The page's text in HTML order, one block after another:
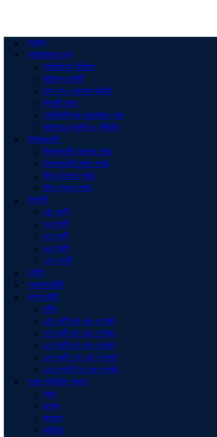
প্রচ্ছদ
প্রতিষ্ঠানের তথ্য
প্রতিষ্ঠানের ইতিহাস
পরিচালনা কমিটি
শূণ্য পদ ও জনবল বিবরণী
শিক্ষার্থী তথ্য
শ্রেণিভিত্তিক অনুমোদিত শাখা
পাঠদানের অনুমতি ও স্বীকৃতি
শিক্ষকমন্ডলী
শিক্ষকমন্ডলী (কলেজ শাখা)
শিক্ষকমন্ডলী (স্কুল শাখা)
স্টাফ (কলেজ শাখা)
স্টাফ (স্কুল শাখা)
শিক্ষার্থী
৬ষ্ঠ শ্রেণী
৭ম শ্রেণী
৮ম শ্রেণী
৯ম শ্রেণী
১০ম শ্রেণী
নোটিশ
প্রজ্ঞাপন/চিঠি
ক্লাশ রুটিন
রুটিন
৬ষ্ঠ শ্রেণী (ক এবং খ শাখা)
৭ম শ্রেণী (ক এবং খ শাখা)
৮ম শ্রেণী (ক এবং খ শাখা)
৯ম শ্রেণী ( ক এবং খ শাখা)
১০ম শ্রেণী (ক এবং খ শাখা)
সকল প্রতিষ্ঠান প্রধান
স্কুল
কলেজ
মাদ্রাসা
কারিগরি